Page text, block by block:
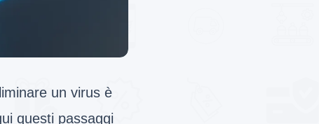
un virus è
questi passaggi